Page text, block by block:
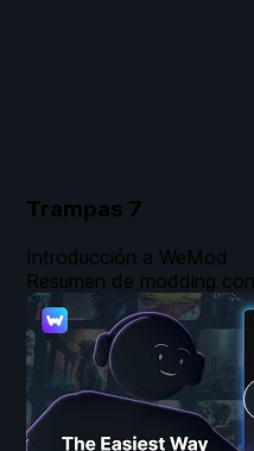
Trampas 7
Introducción a WeMod
Resumen de modding